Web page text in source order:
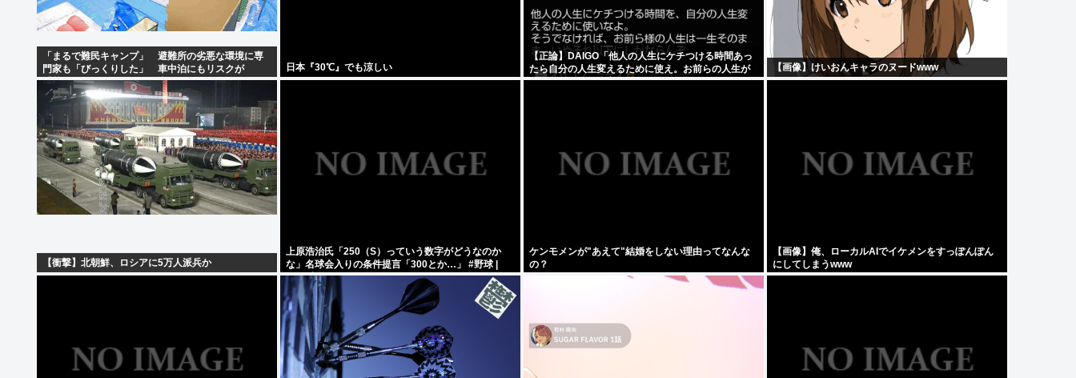
「まるで難民キャンプ」 避難所の劣悪な環境に専
門家も「びっくりした」 車中泊にもリスクが
「熱したフライパンに飛び込むようなもの」
日本『30℃』でも涼しい
【正論】DAIGO「他人の人生にケチつける時間あっ
たら自分の人生変えるために使え。お前らの人生が
終わってることは変わらんぞ」
【画像】けいおんキャラのヌードwww
【衝撃】北朝鮮、ロシアに5万人派兵か
上原浩治氏「250（S）っていう数字がどうなのか
な」名球会入りの条件提言「300とか…」 #野球 |
2000安打のハードルが低い
ケンモメンが"あえて"結婚をしない理由ってなんな
の？
【画像】俺、ローカルAIでイケメンをすっぽんぽん
にしてしまうwww